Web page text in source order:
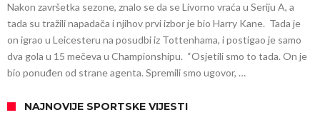
Mudrik se vratio na teren nakon više od 600 dana. Odmah ide na
posudbu?
Real Madrid odlučio: Endrick ide u Premier ligu!
Romero dogovorio uvjete sa Atleticom
Nakon završetka sezone, znalo se da se Livorno vraća u Seriju A, a
tada su tražili napadača i njihov prvi izbor je bio Harry Kane. Tada je
on igrao u Leicesteru na posudbi iz Tottenhama, i postigao je samo
dva gola u 15 mečeva u Championshipu. “Osjetili smo to tada. On je
bio ponuđen od strane agenta. Spremili smo ugovor, …
NAJNOVIJE SPORTSKE VIJESTI